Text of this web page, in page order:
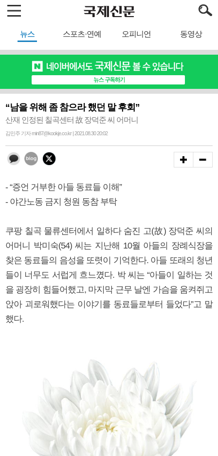
뉴스 스포츠·연예 오피니언 동영상
“남을 위해 좀 참으라 했던 말 후회”
산재 인정된 칠곡센터 故 장덕준 씨 어머니
김민주 기자 min87@kookje.co.kr | 2021.08.30 20:02
- “증언 거부한 아들 동료들 이해”
- 야간노동 금지 청원 동참 부탁
쿠팡 칠곡 물류센터에서 일하다 숨진 고(故) 장덕준 씨의
어머니 박미숙(54) 씨는 지난해 10월 아들의 장례식장을
찾은 동료들의 음성을 또렷이 기억한다. 아들 또래의 청년
들이 너무도 서럽게 흐느꼈다. 박 씨는 “아들이 일하는 것
을 굉장히 힘들어했고, 마지막 근무 날엔 가슴을 움켜쥐고
앉아 괴로워했다는 이야기를 동료들로부터 들었다”고 말
했다.